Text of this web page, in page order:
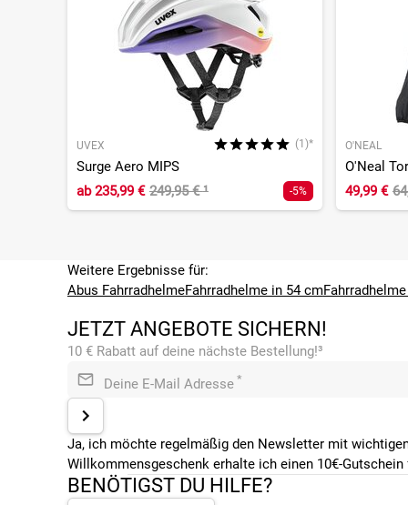
UVEX (1)*
Surge Aero MIPS
ab235,99 € 249,95 €¹ -5%
O'NEAL
O'Neal
49,99 €
Weitere Ergebnisse für:
Abus FahrradhelmeFahrradhelme in 54 cm
JETZT ANGEBOTE SICHERN!
10 € Rabatt auf deine nächste Bestellung!³
Deine E-Mail Adresse *
Ja, ich möchte regelmäßig den Newsletter mit
Willkommensgeschenk erhalte ich einen 10€-
BENÖTIGST DU HILFE?